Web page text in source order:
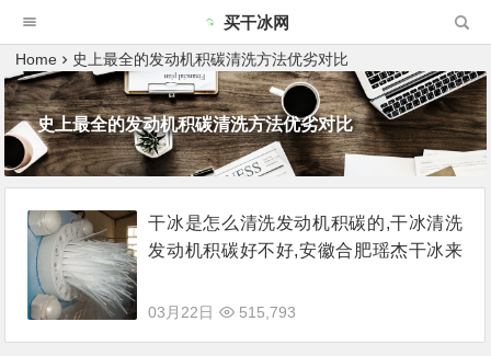
买干冰网
Home 史上最全的发动机积碳清洗方法优劣对比
史上最全的发动机积碳清洗方法优劣对比
干冰是怎么清洗发动机积碳的,干冰清洗
发动机积碳好不好,安徽合肥瑶杰干冰来
03月22日 515,793